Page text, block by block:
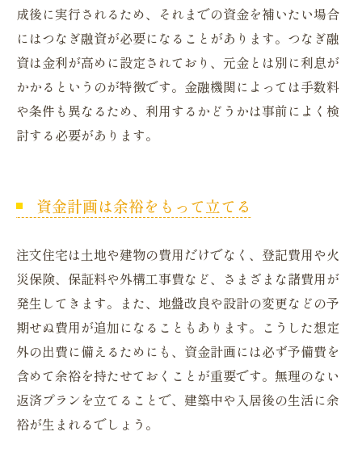
成後に実行されるため、それまでの資金を補いたい場合
にはつなぎ融資が必要になることがあります。つなぎ融
資は金利が高めに設定されており、元金とは別に利息が
かかるというのが特徴です。金融機関によっては手数料
や条件も異なるため、利用するかどうかは事前によく検
討する必要があります。
資金計画は余裕をもって立てる
注文住宅は土地や建物の費用だけでなく、登記費用や火
災保険、保証料や外構工事費など、さまざまな諸費用が
発生してきます。また、地盤改良や設計の変更などの予
期せぬ費用が追加になることもあります。こうした想定
外の出費に備えるためにも、資金計画には必ず予備費を
含めて余裕を持たせておくことが重要です。無理のない
返済プランを立てることで、建築中や入居後の生活に余
裕が生まれるでしょう。